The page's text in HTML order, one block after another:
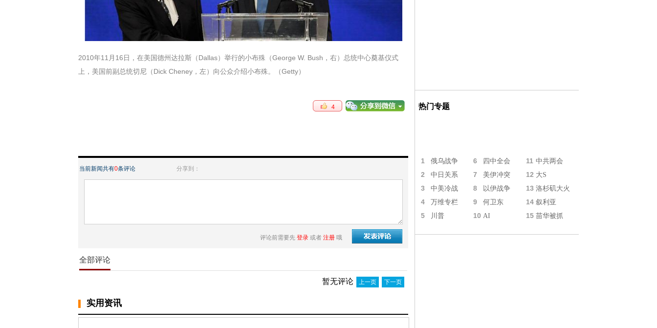
2010年11月16日，在美国德州达拉斯（Dallas）举行的小布殊（George W. Bush，右）总统中心奠基仪式
上，美国前副总统切尼（Dick Cheney，左）向公众介绍小布殊。（Getty）
4
当前新闻共有0条评论 分享到：
评论前需要先 登录 或者 注册 哦
全部评论
暂无评论 上一页 下一页
实用资讯
热门专题
1 俄乌战争 6 四中全会 11 中共两会
2 中日关系 7 美伊冲突 12 大S
3 中美冷战 8 以伊战争 13 洛杉矶大火
4 万维专栏 9 何卫东 14 叙利亚
5 川普 10 AI 15 苗华被抓